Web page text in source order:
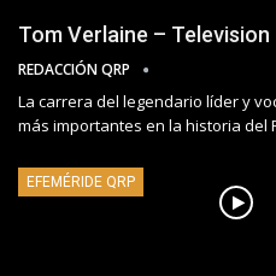
Tom Verlaine – Television
REDACCIÓN QRP
La carrera del legendario líder y
más importantes en la historia del
EFEMÉRIDE QRP